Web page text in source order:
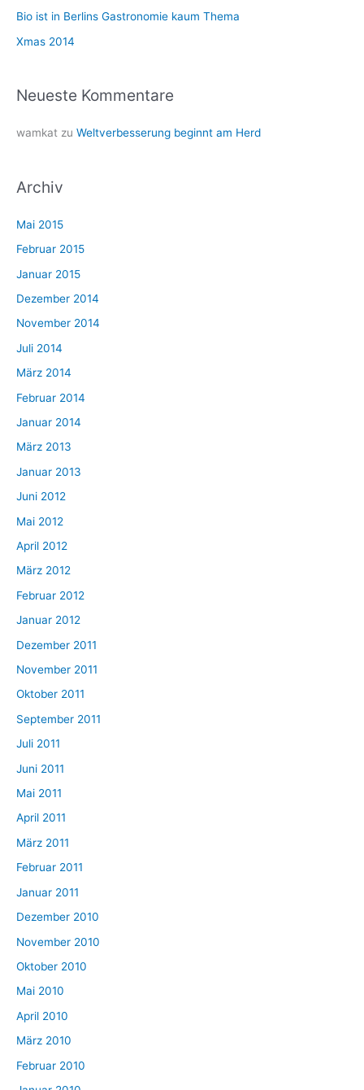
Bio ist in Berlins Gastronomie kaum Thema
Xmas 2014
Neueste Kommentare
wamkat zu Weltverbesserung beginnt am Herd
Archiv
Mai 2015
Februar 2015
Januar 2015
Dezember 2014
November 2014
Juli 2014
März 2014
Februar 2014
Januar 2014
März 2013
Januar 2013
Juni 2012
Mai 2012
April 2012
März 2012
Februar 2012
Januar 2012
Dezember 2011
November 2011
Oktober 2011
September 2011
Juli 2011
Juni 2011
Mai 2011
April 2011
März 2011
Februar 2011
Januar 2011
Dezember 2010
November 2010
Oktober 2010
Mai 2010
April 2010
März 2010
Februar 2010